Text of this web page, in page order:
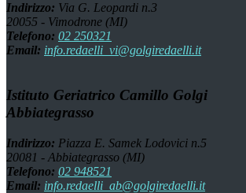
Indirizzo: Via G. Leopardi n.3
20055 - Vimodrone (MI)
Telefono: 02 250321
Email: info.redaelli_vi@golgiredaelli.it
Istituto Geriatrico Camillo Golgi
Abbiategrasso
Indirizzo: Piazza E. Samek Lodovici n.5
20081 - Abbiategrasso (MI)
Telefono: 02 948521
Email: info.redaelli_ab@golgiredaelli.it